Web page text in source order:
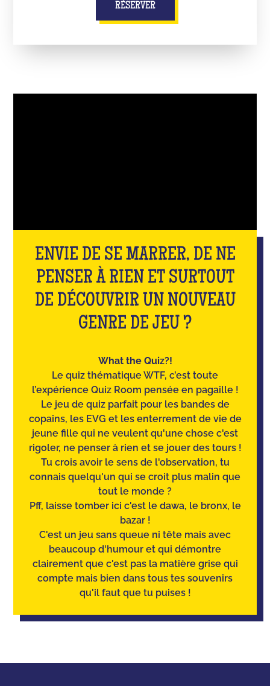
RÉSERVER
ENVIE DE SE MARRER, DE NE
PENSER À RIEN ET SURTOUT
DE DÉCOUVRIR UN NOUVEAU
GENRE DE JEU ?
What the Quiz?!
Le quiz thématique WTF, c’est toute
l’expérience Quiz Room pensée en pagaille !
Le jeu de quiz parfait pour les bandes de
copains, les EVG et les enterrement de vie de
jeune fille qui ne veulent qu'une chose c'est
rigoler, ne penser à rien et se jouer des tours !
Tu crois avoir le sens de l'observation, tu
connais quelqu'un qui se croit plus malin que
tout le monde ?
Pff, laisse tomber ici c'est le dawa, le bronx, le
bazar !
C'est un jeu sans queue ni tête mais avec
beaucoup d'humour et qui démontre
clairement que c'est pas la matière grise qui
compte mais bien dans tous tes souvenirs
qu'il faut que tu puises !